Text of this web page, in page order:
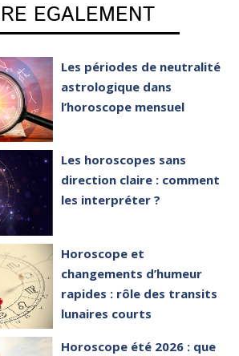
EGALEMENT
Les périodes de neutralité
astrologique dans
l’horoscope mensuel
Les horoscopes sans
direction claire : comment
les interpréter ?
Horoscope et
changements d’humeur
rapides : rôle des transits
lunaires courts
Horoscope été 2026 : que